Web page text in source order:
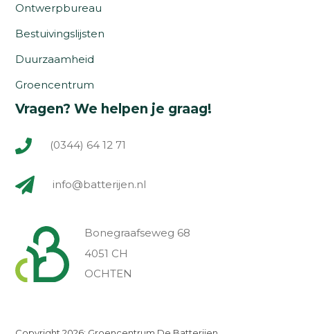
Ontwerpbureau
Bestuivingslijsten
Duurzaamheid
Groencentrum
Vragen? We helpen je graag!
(0344) 64 12 71
info@batterijen.nl
Bonegraafseweg 68
4051 CH
OCHTEN